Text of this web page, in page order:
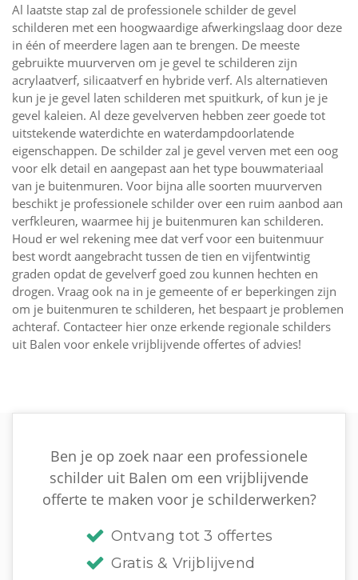
Al laatste stap zal de professionele schilder de gevel
schilderen met een hoogwaardige afwerkingslaag door deze
in één of meerdere lagen aan te brengen. De meeste
gebruikte muurverven om je gevel te schilderen zijn
acrylaatverf, silicaatverf en hybride verf. Als alternatieven
kun je je gevel laten schilderen met spuitkurk, of kun je je
gevel kaleien. Al deze gevelverven hebben zeer goede tot
uitstekende waterdichte en waterdampdoorlatende
eigenschappen. De schilder zal je gevel verven met een oog
voor elk detail en aangepast aan het type bouwmateriaal
van je buitenmuren. Voor bijna alle soorten muurverven
beschikt je professionele schilder over een ruim aanbod aan
verfkleuren, waarmee hij je buitenmuren kan schilderen.
Houd er wel rekening mee dat verf voor een buitenmuur
best wordt aangebracht tussen de tien en vijfentwintig
graden opdat de gevelverf goed zou kunnen hechten en
drogen. Vraag ook na in je gemeente of er beperkingen zijn
om je buitenmuren te schilderen, het bespaart je problemen
achteraf. Contacteer hier onze erkende regionale schilders
uit Balen voor enkele vrijblijvende offertes of advies!
Ben je op zoek naar een professionele
schilder uit Balen om een vrijblijvende
offerte te maken voor je schilderwerken?
Ontvang tot 3 offertes
Gratis & Vrijblijvend